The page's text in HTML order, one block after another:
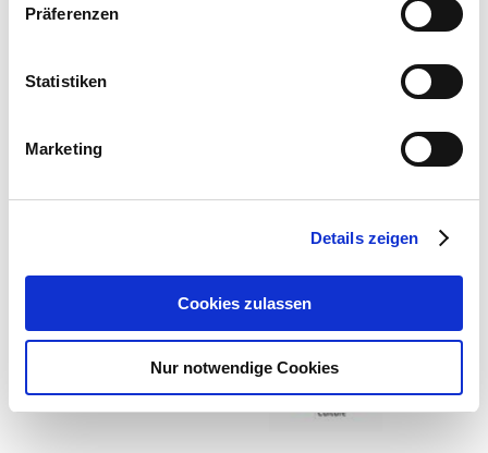
Präferenzen
Statistiken
Marketing
Details zeigen
Cookies zulassen
Nur notwendige Cookies